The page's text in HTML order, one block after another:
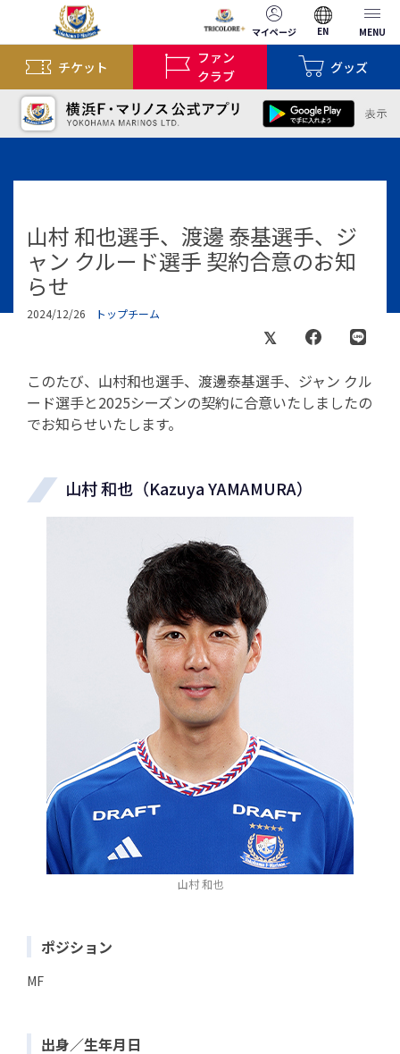
マイページ EN MENU
チケット
ファン
クラブ
グッズ
山村 和也選手、渡邊 泰基選手、ジ
ャン クルード選手 契約合意のお知
らせ
2024/12/26 トップチーム
このたび、山村和也選手、渡邊泰基選手、ジャン クル
ード選手と2025シーズンの契約に合意いたしましたの
でお知らせいたします。
山村 和也（Kazuya YAMAMURA）
山村 和也
ポジション
MF
出身／生年月日